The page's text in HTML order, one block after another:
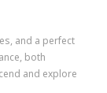
and a perfect
both
and explore